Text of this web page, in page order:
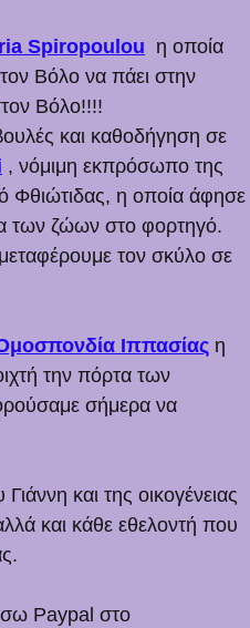
Spiropoulou
  η οποία
Βόλο να πάει στην
Βόλο!!!!
και καθοδήγηση σε
, νόμιμη εκπρόσωπο της
Φθιώτιδας, η οποία άφησε
των ζώων στο φορτηγό.
τον σκύλο σε
Ιππασίας η
την πόρτα των
σήμερα να
και της οικογένειας
και κάθε εθελοντή που
Paypal στο